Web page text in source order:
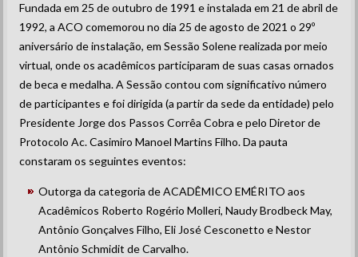
Fundada em 25 de outubro de 1991 e instalada em 21 de abril de
1992, a ACO comemorou no dia 25 de agosto de 2021 o 29º
aniversário de instalação, em Sessão Solene realizada por meio
virtual, onde os acadêmicos participaram de suas casas ornados
de beca e medalha. A Sessão contou com significativo número
de participantes e foi dirigida (a partir da sede da entidade) pelo
Presidente Jorge dos Passos Corrêa Cobra e pelo Diretor de
Protocolo Ac. Casimiro Manoel Martins Filho. Da pauta
constaram os seguintes eventos:
Outorga da categoria de ACADÊMICO EMÉRITO aos
Acadêmicos Roberto Rogério Molleri, Naudy Brodbeck May,
Antônio Gonçalves Filho, Eli José Cesconetto e Nestor
Antônio Schmidit de Carvalho.